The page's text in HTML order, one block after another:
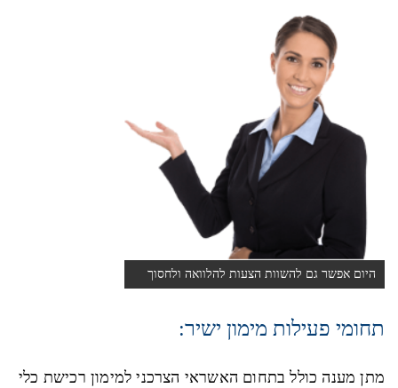
היום אפשר גם להשוות הצעות להלוואה ולחסוך
תחומי פעילות מימון ישיר:
מתן מענה כולל בתחום האשראי הצרכני למימון רכישת כלי